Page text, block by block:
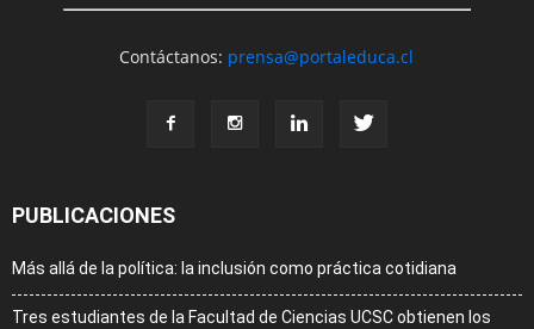
Contáctanos: prensa@portaleduca.cl
PUBLICACIONES
Más allá de la política: la inclusión como práctica cotidiana
Tres estudiantes de la Facultad de Ciencias UCSC obtienen los